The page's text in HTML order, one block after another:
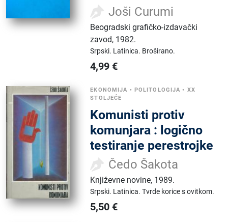
Joši Curumi
Beogradski grafičko-izdavački
zavod, 1982.
Srpski. Latinica. Broširano.
4,99 €
EKONOMIJA • POLITOLOGIJA • XX
STOLJEĆE
Komunisti protiv
komunjara : logično
testiranje perestrojke
Čedo Šakota
Književne novine, 1989.
Srpski. Latinica.Tvrde korice s ovitkom.
5,50 €